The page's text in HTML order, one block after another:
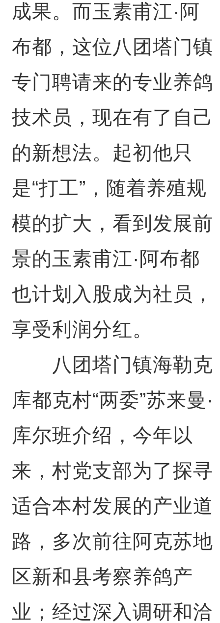
成果。而玉素甫江·阿
布都，这位八团塔门镇
专门聘请来的专业养鸽
技术员，现在有了自己
的新想法。起初他只
是“打工”，随着养殖规
模的扩大，看到发展前
景的玉素甫江·阿布都
也计划入股成为社员，
享受利润分红。
八团塔门镇海勒克
库都克村“两委”苏来曼·
库尔班介绍，今年以
来，村党支部为了探寻
适合本村发展的产业道
路，多次前往阿克苏地
区新和县考察养鸽产
业；经过深入调研和洽